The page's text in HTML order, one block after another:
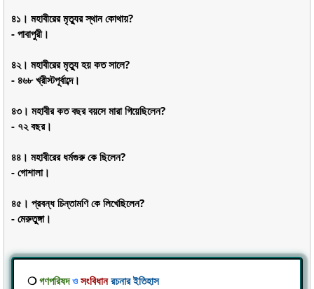
৪১। মহাবীরের মৃত্যুর স্থান কোথায়?
- পাবাপুরী।
৪২। মহাবীরের মৃত্যু হয় কত সালে?
- ৪৬৮ খ্রীস্টপূর্বাব্দে।
৪৩। মহাবীর কত বছর বয়সে মারা গিয়েছিলেন?
- ৭২ বছর।
৪৪। মহাবীরের ধর্মগুরু কে ছিলেন?
- গোশালা।
৪৫। প্রবন্ধ চিন্তামণি কে লিখেছিলেন?
- মেরুতুঙ্গা।
❍গণপরিষদওসংবিধান রচনার ইতিহাস